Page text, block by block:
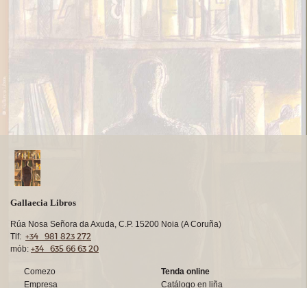
Gallaecia Libros
Rúa Nosa Señora da Axuda, C.P. 15200 Noia (A Coruña)
Tlf: +34 981 823 272
mób: +34 635 66 63 20
Comezo
Empresa
Tenda online
Catálogo en liña